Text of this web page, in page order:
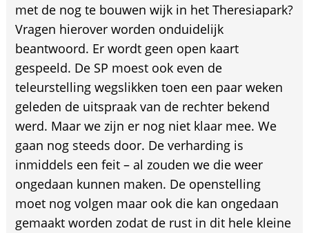
met de nog te bouwen wijk in het Theresiapark?
Vragen hierover worden onduidelijk
beantwoord. Er wordt geen open kaart
gespeeld. De SP moest ook even de
teleurstelling wegslikken toen een paar weken
geleden de uitspraak van de rechter bekend
werd. Maar we zijn er nog niet klaar mee. We
gaan nog steeds door. De verharding is
inmiddels een feit – al zouden we die weer
ongedaan kunnen maken. De openstelling
moet nog volgen maar ook die kan ongedaan
gemaakt worden zodat de rust in dit hele kleine